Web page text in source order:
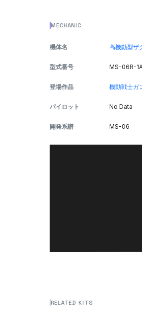
MECHANIC
機体名 高機動型ザ
型式番号 MS-06R-
登場作品 機動戦士ガ
パイロット No Data
開発系譜 MS-06
RELATED KITS